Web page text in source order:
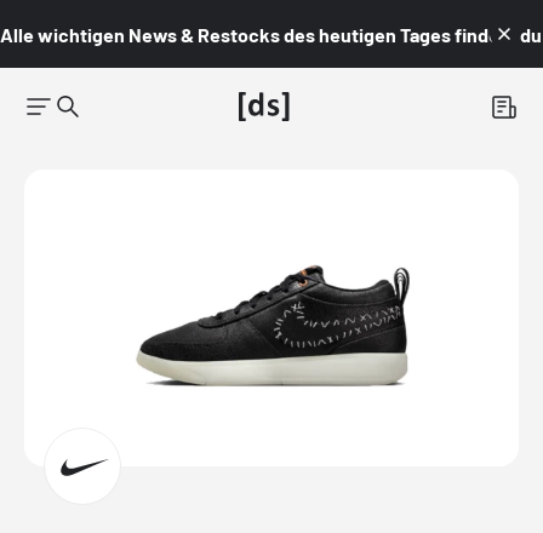
Alle wichtigen News & Restocks des heutigen Tages findest du